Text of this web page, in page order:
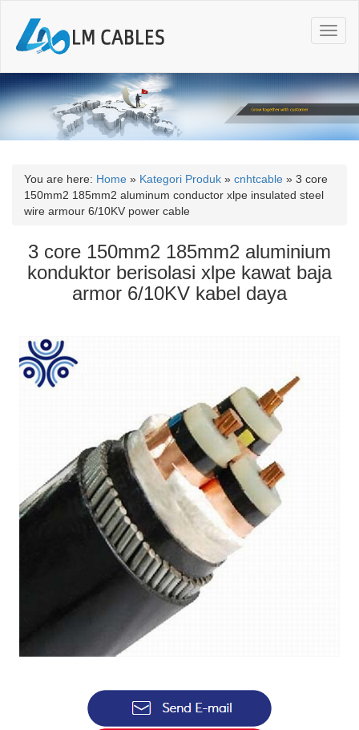
T
o
g
l
n
a
o
n
You are here: Home » Kategori Produk » cnhtcable » 3 core
150mm2 185mm2 aluminum conductor xlpe insulated steel
wire armour 6/10KV power cable
3 core 150mm2 185mm2 aluminium
konduktor berisolasi xlpe kawat baja
armor 6/10KV kabel daya